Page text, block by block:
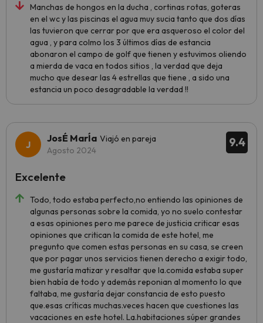
Manchas de hongos en la ducha , cortinas rotas, goteras
en el wc y las piscinas el agua muy sucia tanto que dos días
las tuvieron que cerrar por que era asqueroso el color del
agua , y para colmo los 3 últimos días de estancia
abonaron el campo de golf que tienen y estuvimos oliendo
a mierda de vaca en todos sitios , la verdad que deja
mucho que desear las 4 estrellas que tiene , a sido una
estancia un poco desagradable la verdad !!
9.4
JosÉ MarÍa Viajó en pareja
Agosto 2024
Todo, todo estaba perfecto,no entiendo las opiniones de
algunas personas sobre la comida, yo no suelo contestar
a esas opiniones pero me parece de justicia criticar esas
opiniones que critican la comida de este hotel, me
pregunto que comen estas personas en su casa, se creen
que por pagar unos servicios tienen derecho a exigir todo,
me gustaría matizar y resaltar que la.comida estaba super
bien había de todo y además reponian al momento lo que
faltaba, me gustaría dejar constancia de esto puesto
que.esas críticas muchas.veces hacen que cuestiones las
vacaciones en este hotel. La.habitaciones súper grandes
Excelente